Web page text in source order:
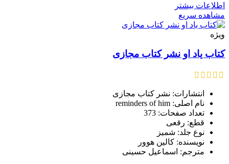
اطلاعات بیشتر
مشاهده سریع
ویژه
کتاب یاد او نشر کتاب مجازی
انتشارات: نشر کتاب مجازی
نام اصلی: reminders of him
تعداد صفحات: 373
قطع: رقعی
نوع جلد: شمیز
نویسنده: کالین هوور
مترجم: اسماعیل حسینی